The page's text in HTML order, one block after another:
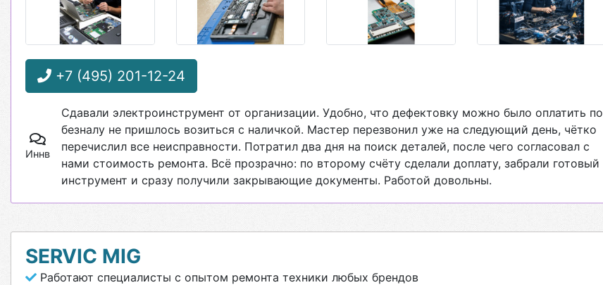
+7 (495) 201-12-24
Иннв
Сдавали электроинструмент от организации. Удобно, что дефектовку можно было оплатить по
безналу не пришлось возиться с наличкой. Мастер перезвонил уже на следующий день, чётко
перечислил все неисправности. Потратил два дня на поиск деталей, после чего согласовал с
нами стоимость ремонта. Всё прозрачно: по второму счёту сделали доплату, забрали готовый
инструмент и сразу получили закрывающие документы. Работой довольны.
SERVIC MIG
Работают специалисты с опытом ремонта техники любых брендов